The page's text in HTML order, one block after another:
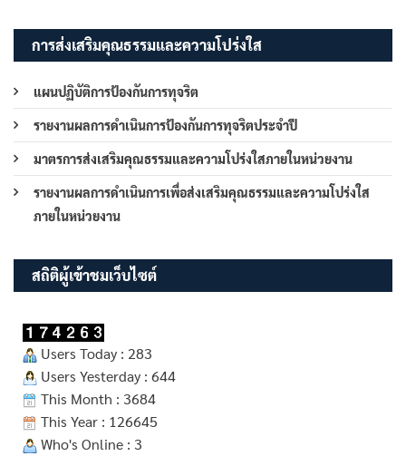
การส่งเสริมคุณธรรมและความโปร่งใส
แผนปฏิบัติการป้องกันการทุจริต
รายงานผลการดำเนินการป้องกันการทุจริตประจำปี
มาตรการส่งเสริมคุณธรรมและความโปร่งใสภายในหน่วยงาน
รายงานผลการดำเนินการเพื่อส่งเสริมคุณธรรมและความโปร่งใส
ภายในหน่วยงาน
สถิติผู้เข้าชมเว็บไซต์
Users Today : 283
Users Yesterday : 644
This Month : 3684
This Year : 126645
Who's Online : 3